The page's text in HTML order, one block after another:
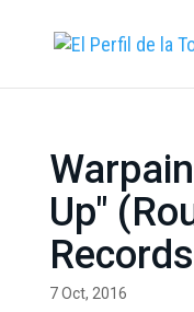
Up"
7 Oct, 2016